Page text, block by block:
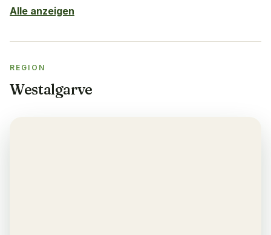
✓ Klimaanlage
✓ Balkon
Yes, in every apartment
Alle anzeigen
REGION
Westalgarve